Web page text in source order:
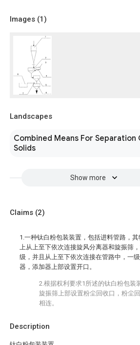
Images (1)
Landscapes
Combined Means For Separation
Solids
Show more
Description
Claims (2)
1.一种钛白粉包装装置，包括进料管路，
上从上至下依次连接旋风分离器和旋振筛
级，并且从上至下依次连接在管路中，一
器，添加器上部设置开口。
2.根据权利要求1所述的钛白粉包装
旋振筛上部设置粉尘回收口，粉尘
相连。